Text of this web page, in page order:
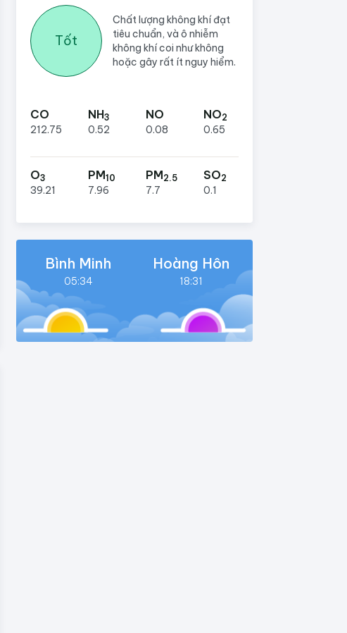
Tốt
Chất lượng không khí đạt
tiêu chuẩn, và ô nhiễm
không khí coi như không
hoặc gây rất ít nguy hiểm.
CO
212.75
NH3
0.52
NO
0.08
NO2
0.65
O3
39.21
PM10
7.96
PM2.5
7.7
SO2
0.1
Bình Minh
05:34
Hoàng Hôn
18:31